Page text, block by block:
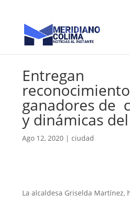
Entregan
ganadores de
y dinámicas del
Ago 12, 2020| ciudad
La alcaldesa Griselda Martínez,